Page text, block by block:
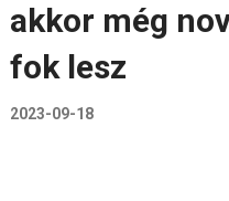
akkor még
fok lesz
2023-09-18